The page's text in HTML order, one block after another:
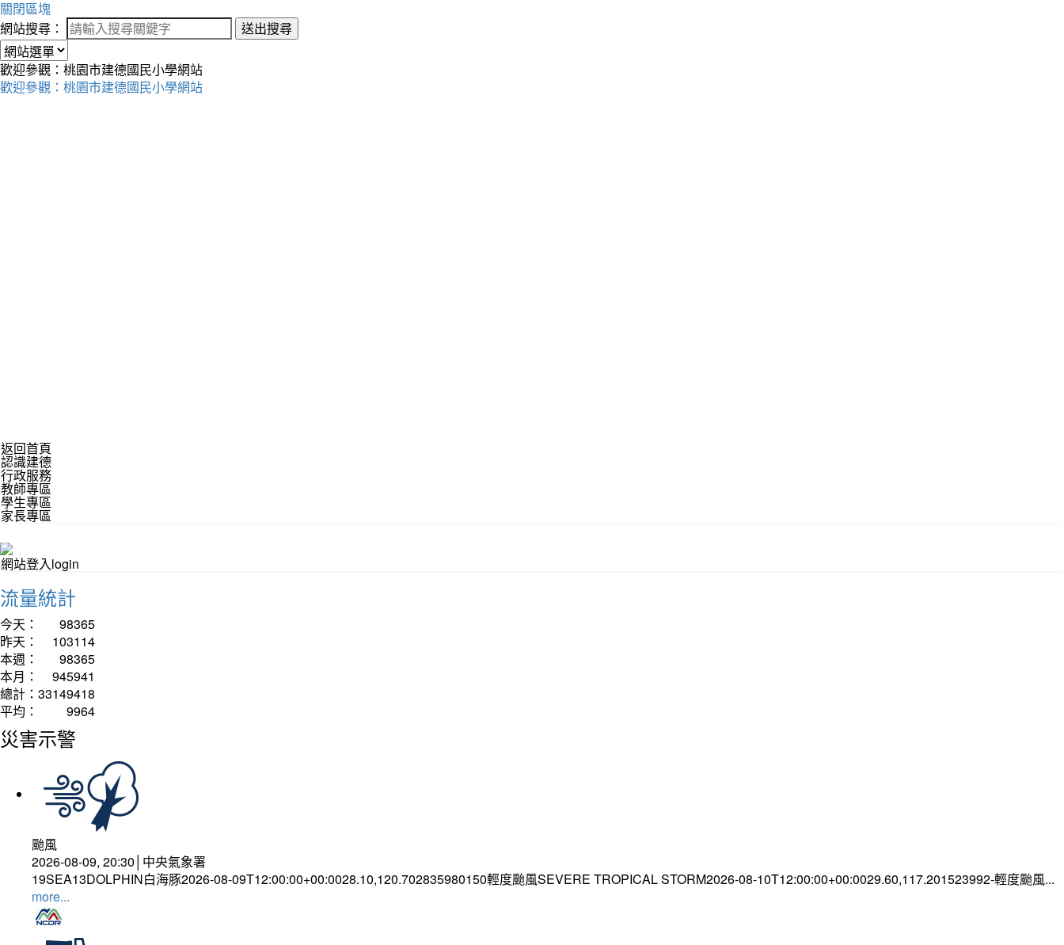
關閉區塊
網站搜尋：
送出搜尋
歡迎參觀：桃園市建德國民小學網站
歡迎參觀：桃園市建德國民小學網站
返回首頁
認識建德
行政服務
教師專區
學生專區
家長專區
網站登入login
流量統計
今天：
98365
昨天：
103114
本週：
98365
本月：
945941
總計： 33149418
平均：
9964
災害示警
颱風
2026-08-09, 20:30│中央氣象署
19SEA13DOLPHIN白海豚2026-08-09T12:00:00+00:0028.10,120.702835980150輕度颱風SEVERE TROPICAL STORM2026-08-10T12:00:00+00:0029.60,117.201523992-輕度颱風...
more...